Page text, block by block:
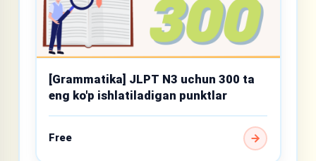
[Grammatika] JLPT N3 uchun 300 ta
eng ko'p ishlatiladigan punktlar
Free